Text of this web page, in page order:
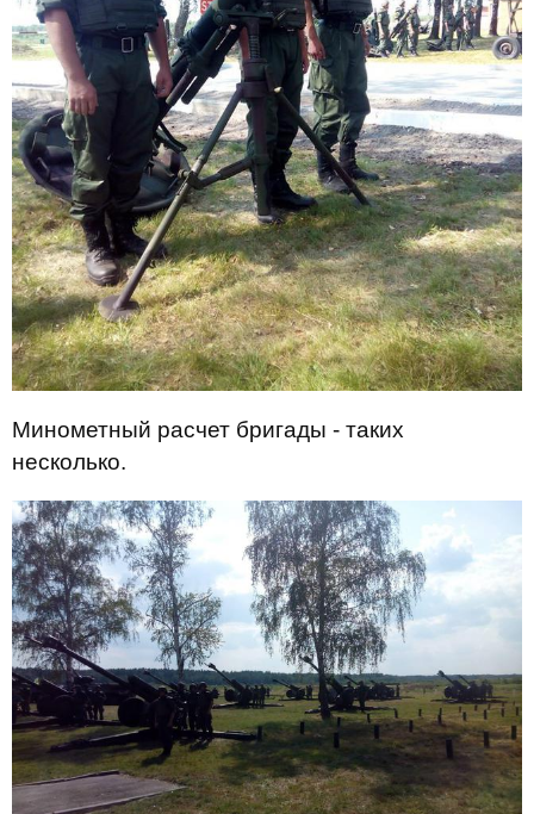
Минометный расчет бригады - таких
несколько.